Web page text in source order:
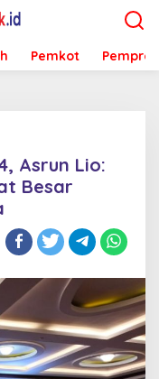
Pemkot Pemprov
Asrun Lio:
Besar